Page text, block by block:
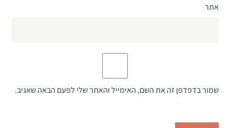
אתר
שמור בדפדפן זה את השם, האימייל והאתר שלי לפעם הבאה שאגיב.